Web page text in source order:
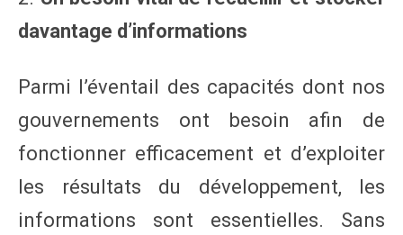
davantage d’informations
Parmi l’éventail des capacités dont nos
gouvernements ont besoin afin de
fonctionner efficacement et d’exploiter
les résultats du développement, les
informations sont essentielles. Sans